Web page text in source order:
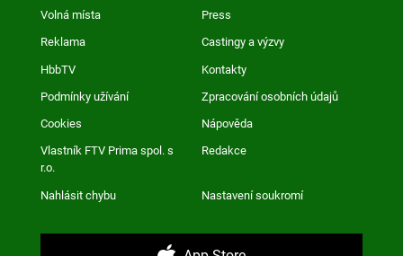
Volná místa Press
Reklama Castingy a výzvy
HbbTV Kontakty
Podmínky užívání Zpracování osobních údajů
Cookies Nápověda
Vlastník FTV Prima spol. s
r.o.
Redakce
Nahlásit chybu Nastavení soukromí